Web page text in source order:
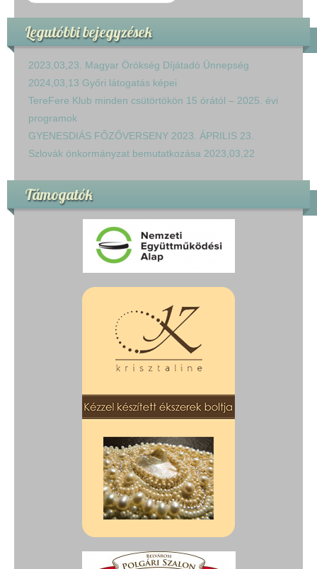
Legutóbbi bejegyzések
2023,03,23. Magyar Örökség Díjátadó Ünnepség
2024,03,13 Győri látogatás képei
TereFere Klub minden csütörtökön 15 órától – 2025. évi
programok
GYENESDIÁS FŐZŐVERSENY 2023. ÁPRILIS 23.
Szlovák önkormányzat bemutatkozása 2023,03,22
Támogatók